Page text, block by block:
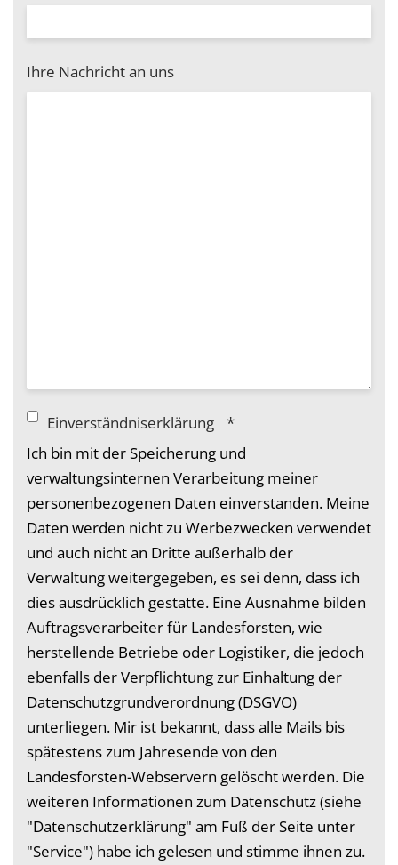
Ihre Nachricht an uns
Einverständniserklärung
*
Ich bin mit der Speicherung und
verwaltungsinternen Verarbeitung meiner
personenbezogenen Daten einverstanden. Meine
Daten werden nicht zu Werbezwecken verwendet
und auch nicht an Dritte außerhalb der
Verwaltung weitergegeben, es sei denn, dass ich
dies ausdrücklich gestatte. Eine Ausnahme bilden
Auftragsverarbeiter für Landesforsten, wie
herstellende Betriebe oder Logistiker, die jedoch
ebenfalls der Verpflichtung zur Einhaltung der
Datenschutzgrundverordnung (DSGVO)
unterliegen. Mir ist bekannt, dass alle Mails bis
spätestens zum Jahresende von den
Landesforsten-Webservern gelöscht werden. Die
weiteren Informationen zum Datenschutz (siehe
"Datenschutzerklärung" am Fuß der Seite unter
"Service") habe ich gelesen und stimme ihnen zu.